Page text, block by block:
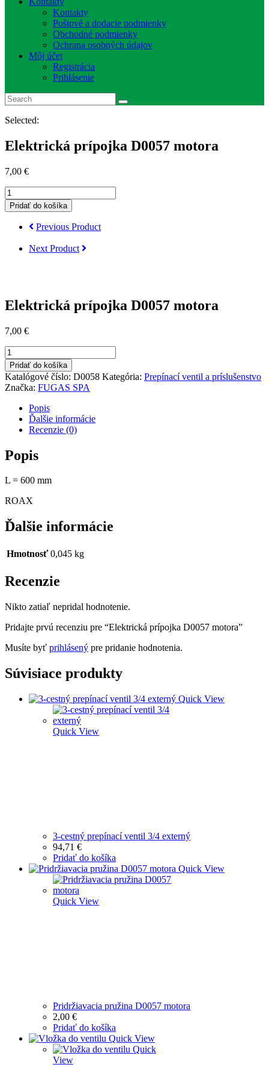
Kontakty
Poštové a dodacie podmienky
Obchodné podmienky
Ochrana osobných údajov
Môj účet
Registrácia
Prihlásenie
Selected:
Elektrická prípojka D0057 motora
7,00 €
množstvo
Elektrická
prípojka
D0057
Pridať do košíka
Previous Product
Next Product
Elektrická prípojka D0057 motora
7,00 €
množstvo
Elektrická
prípojka
D0057
motora
Pridať do košíka
Katalógové číslo: D0058 Kategória: Prepínací ventil a príslušenstvo
Značka: FUGAS SPA
Popis
Ďalšie informácie
Recenzie (0)
Popis
L = 600 mm
ROAX
Ďalšie informácie
Hmotnosť 0,045 kg
Recenzie
Nikto zatiaľ nepridal hodnotenie.
Pridajte prvú recenziu pre “Elektrická prípojka D0057 motora”
Musíte byť prihlásený pre pridanie hodnotenia.
Súvisiace produkty
Quick View
Quick View
3-cestný prepínací ventil 3/4 externý
94,71 €
Pridať do košíka
Quick View
Quick View
Pridržiavacia pružina D0057 motora
2,00 €
Pridať do košíka
Quick View
Quick
View